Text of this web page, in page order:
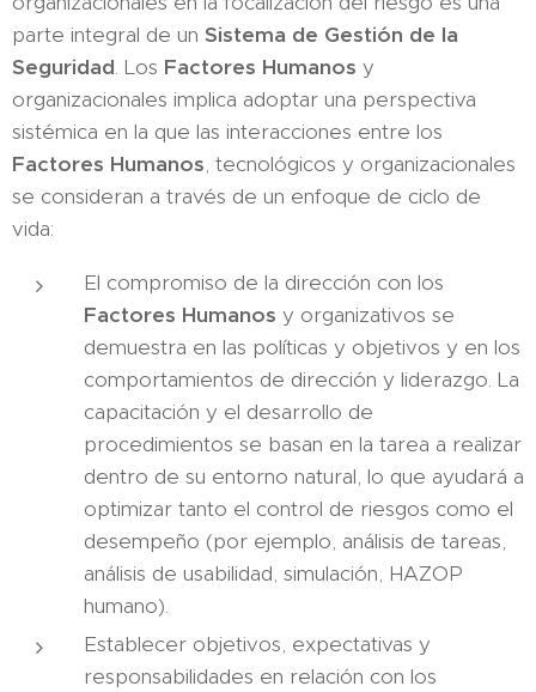
parte integral de un Sistema de Gestión de la
Seguridad. Los Factores Humanos y
organizacionales implica adoptar una perspectiva
sistémica en la que las interacciones entre los
Factores Humanos, tecnológicos y organizacionales
se consideran a través de un enfoque de ciclo de
vida:
El compromiso de la dirección con los
Factores Humanos y organizativos se
demuestra en las políticas y objetivos y en los
comportamientos de dirección y liderazgo. La
capacitación y el desarrollo de
procedimientos se basan en la tarea a realizar
dentro de su entorno natural, lo que ayudará a
optimizar tanto el control de riesgos como el
desempeño (por ejemplo, análisis de tareas,
análisis de usabilidad, simulación, HAZOP
humano).
Establecer objetivos, expectativas y
responsabilidades en relación con los